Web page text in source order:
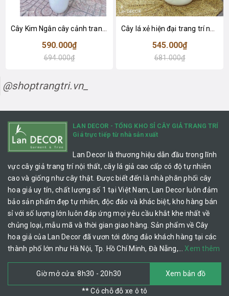
590.000₫
694.000₫
545.000₫
681.000₫
@shoptrangtri.vn_
LAN DECOR - TỔNG KHO SỈ CÂY GIẢ TRANG TRÍ
Giá trực tiếp từ nhà sản xuất
Lan Decor là thương hiệu dẫn đầu trong lĩnh
vực cây giả trang trí nội thất, cây lá giả cao cấp có độ tự nhiên
cao và giống như cây thật. Được biết đến là nhà phân phối cây
hoa giả uy tín, chất lượng số 1 tại Việt Nam, Lan Decor luôn đảm
bảo sản phẩm đẹp tự nhiên, độc đáo và khác biệt, kho hàng bán
sỉ với số lượng lớn luôn đáp ứng mọi yêu cầu khắt khe nhất về
chủng loại, mẫu mã và thời gian giao hàng. Sản phẩm về Cây
hoa giả của Lan Decor đã vươn tới đông đảo khách hàng tại các
thành phố lớn như Hà Nội, Tp. Hồ Chí Minh, Đà Nẵng,…Xem thêm
Giờ mở cửa: 8h30 - 20h30 Xem bản đồ
** Có chỗ đỗ xe ô tô